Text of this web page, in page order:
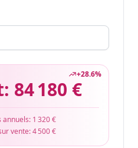
+28.6%
84 180 €
annuels: 1 320 €
vente:4 500 €